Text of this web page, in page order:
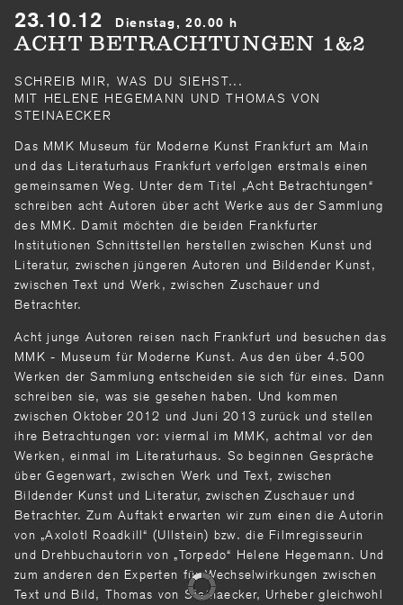
23.10.12 Dienstag, 20.00 h
ACHT BETRACHTUNGEN 1&2
SCHREIB MIR, WAS DU SIEHST...
MIT HELENE HEGEMANN UND THOMAS VON
STEINAECKER
Das MMK Museum für Moderne Kunst Frankfurt am Main
und das Literaturhaus Frankfurt verfolgen erstmals einen
gemeinsamen Weg. Unter dem Titel „Acht Betrachtungen“
schreiben acht Autoren über acht Werke aus der Sammlung
des MMK. Damit möchten die beiden Frankfurter
Institutionen Schnittstellen herstellen zwischen Kunst und
Literatur, zwischen jüngeren Autoren und Bildender Kunst,
zwischen Text und Werk, zwischen Zuschauer und
Betrachter.
Acht junge Autoren reisen nach Frankfurt und besuchen das
MMK - Museum für Moderne Kunst. Aus den über 4.500
Werken der Sammlung entscheiden sie sich für eines. Dann
schreiben sie, was sie gesehen haben. Und kommen
zwischen Oktober 2012 und Juni 2013 zurück und stellen
ihre Betrachtungen vor: viermal im MMK, achtmal vor den
Werken, einmal im Literaturhaus. So beginnen Gespräche
über Gegenwart, zwischen Werk und Text, zwischen
Bildender Kunst und Literatur, zwischen Zuschauer und
Betrachter. Zum Auftakt erwarten wir zum einen die Autorin
von „Axolotl Roadkill“ (Ullstein) bzw. die Filmregisseurin
und Drehbuchautorin von „Torpedo“ Helene Hegemann. Und
zum anderen den Experten für Wechselwirkungen zwischen
Text und Bild, Thomas von Steinaecker, Urheber gleichwohl